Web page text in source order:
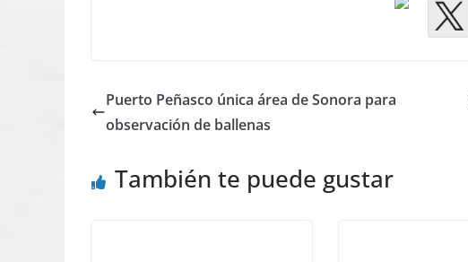
Puerto Peñasco única área de Sonora para
observación de ballenas
También te puede gustar